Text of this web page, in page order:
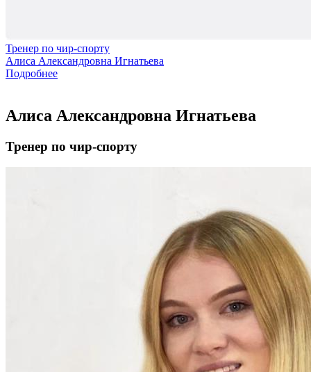
Тренер по чир-спорту
Алиса Александровна Игнатьева
Подробнее
Алиса Александровна Игнатьева
Тренер по чир-спорту